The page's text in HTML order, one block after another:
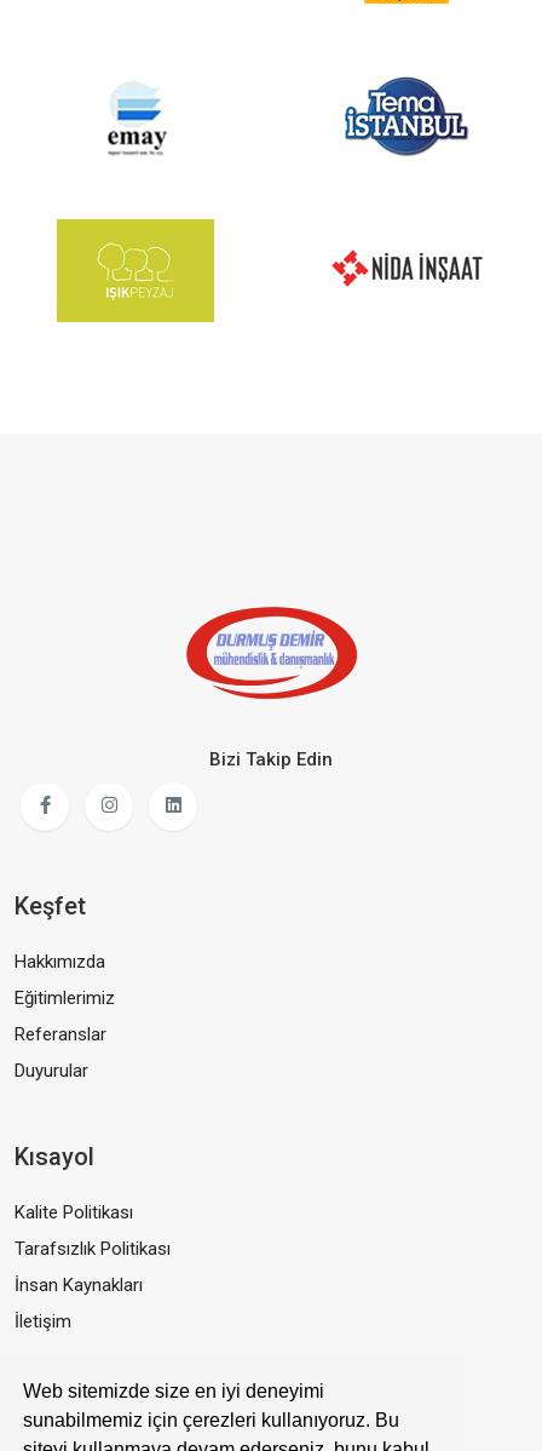
Web sitemizde size en iyi deneyimi
sunabilmemiz için çerezleri kullanıyoruz. Bu
Bizi Takip Edin
Keşfet
Hakkımızda
Eğitimlerimiz
Referanslar
Duyurular
Kısayol
Kalite Politikası
Tarafsızlık Politikası
İnsan Kaynakları
İletişim
Bizden Haberdar Olun!